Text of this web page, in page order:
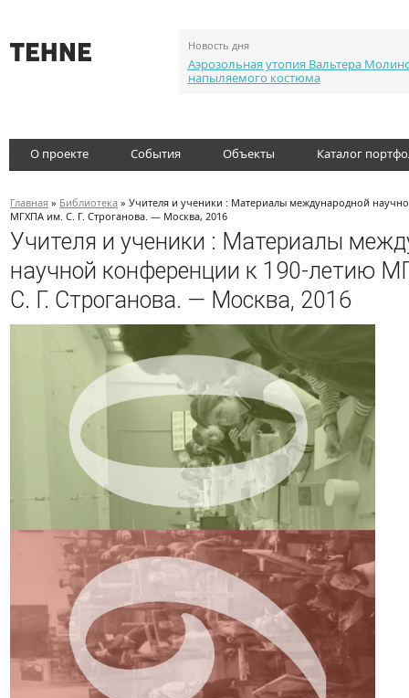
Новость дня
Аэрозольная утопия Вальтера
напыляемого костюма
О проекте События Объекты Каталог
Главная » Библиотека » Учителя и ученики : Материалы международной
МГХПА им. С. Г. Строганова. — Москва, 2016
Учителя и ученики : Материалы
научной конференции к 190-летию
С. Г. Строганова. — Москва, 2016